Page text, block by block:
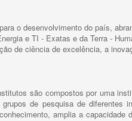
o desenvolvimento do país,
e TI - Exatas e da Terra -
de ciência de excelência, a
são compostos por uma
de pesquisa de
amplia a